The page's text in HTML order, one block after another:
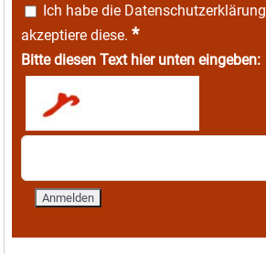
Ich habe die Datenschutzerklärung
akzeptiere diese. *
Bitte diesen Text hier unten eingeben: